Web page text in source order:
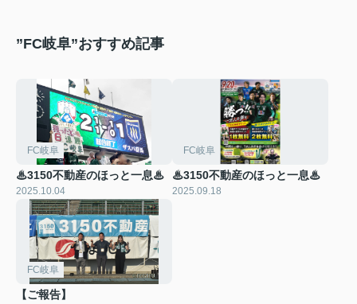
”FC岐阜”おすすめ記事
FC岐阜
♨3150不動産のほっと一息♨
2025.10.04
FC岐阜
♨3150不動産のほっと一息♨
2025.09.18
FC岐阜
【ご報告】